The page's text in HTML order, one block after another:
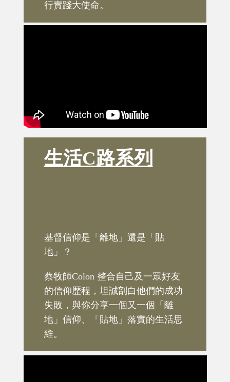
行實踐大使命。
生活C路系列
基督信仰是「離地」還是「貼
地」？
蔡牧師Colon 整合自己及一眾好友
的信仰歴程，坦誠剖白他們的成功
失敗，與你分享一個又一個「離
地」信仰、「貼地」落實的生活思
維。